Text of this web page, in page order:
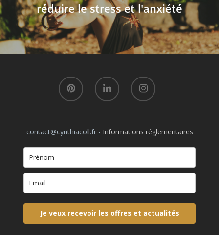
réduire le stress et l'anxiété
contact@cynthiacoll.fr - Informations réglementaires
Je veux recevoir les offres et actualités